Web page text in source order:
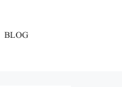
BLOG